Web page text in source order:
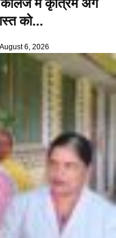
में कृत्रिम अंग
को...
August 6, 2026